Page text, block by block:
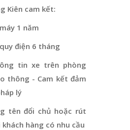
Kiên cam kết:
1 năm
điện 6 tháng
tin xe trên phòng
thông - Cam kết đảm
lý
tên đổi chủ hoặc rút
hàng có nhu cầu